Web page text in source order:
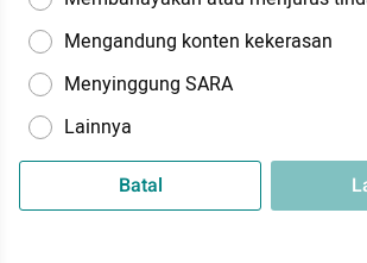
Mengandung konten kekerasan
Menyinggung SARA
Lainnya
Batal